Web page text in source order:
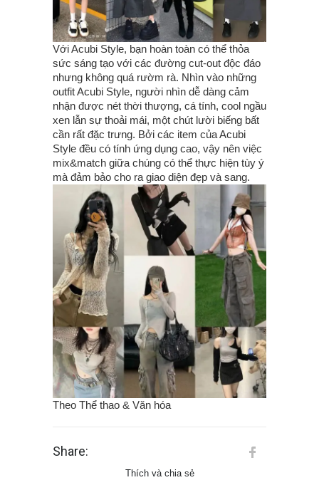
Với Acubi Style, bạn hoàn toàn có thể thỏa
sức sáng tạo với các đường cut-out độc đáo
nhưng không quá rườm rà. Nhìn vào những
outfit Acubi Style, người nhìn dễ dàng cảm
nhận được nét thời thượng, cá tính, cool ngầu
xen lẫn sự thoải mái, một chút lười biếng bất
cần rất đặc trưng. Bởi các item của Acubi
Style đều có tính ứng dụng cao, vậy nên việc
mix&match giữa chúng có thể thực hiện tùy ý
mà đảm bảo cho ra giao diện đẹp và sang.
Theo Thể thao & Văn hóa
Share:
Thích và chia sẻ